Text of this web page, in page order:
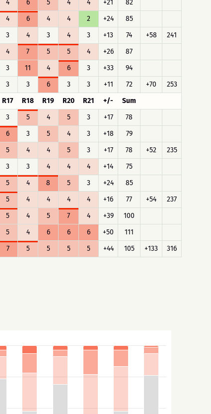
4 6 5 4 4 +21
82
4 6 4 4 2 +24
85
3 4 3 4 3 +13 74 +58
241
4 7 5 5 4 +26
87
3 11 4 6 3 +33
94
3 3 6 3 3 +11 72 +70
253
R17 R18 R19 R20 R21 +/-
Sum
3 5 4 5 3 +17
78
6 3 5 4 3 +18
79
5 4 4 5 3 +17 78 +52
235
3 3 4 4 4 +14
75
5 4 8 5 3 +24
85
5 4 4 4 4 +16 77 +54
237
5 4 5 7 4 +39
100
5 4 6 6 6 +50
111
7 5 5 5 5 +44 105 +133 316